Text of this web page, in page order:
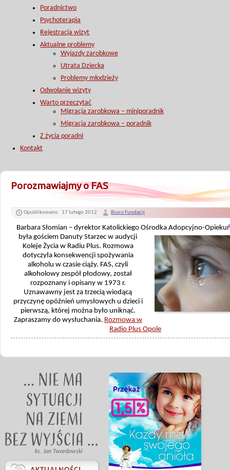
Poradnictwo
Psychoterapia
Rejestracja wizyt
Aktualne problemy
Wyjazdy zarobkowe
Utrata Dziecka
Problemy młodzieży
Odwołanie wizyty
Warto przeczytać
Migracja zarobkowa – miniporadnik
Migracja zarobkowa – poradnik
Z życia poradni
Kontakt
Porozmawiajmy o FAS
Opublikowano 17 lutego 2012 Biuro Fundacji
Barbara Słomian – dyrektor Katolickiego OśrodkaAdopcyjno-
była gościem Danuty Starzec w audycji
Koleje Życia w Radiu Plus. Rozmowa
dotyczyła konsekwencji spożywania
alkoholu w czasie ciąży. FAS, czyli
alkoholowy zespół płodowy, został
rozpoznany i opisany w 1973 r.
Uznawawny jest za trzecią wiodącą
przyczynę opóźnień umysłowych u dzieci i
pierwszą, której można było uniknąć.
Zapraszamy do wysłuchania. Rozmowa w
Radio Plus Opole
ks. Jan Twardowski